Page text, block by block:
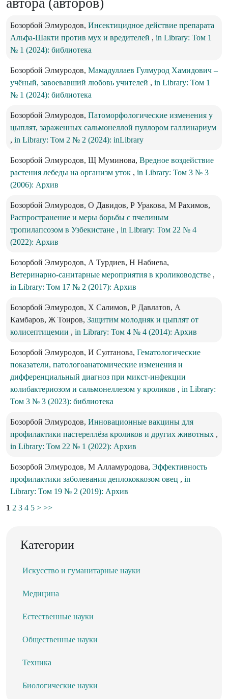
Бозорбой Элмуродов, Инсектицидное действие препарата
Альфа-Шакти против мух и вредителей , in Library: Том 1
№ 1 (2024): библиотека
Бозорбой Элмуродов, Мамадуллаев Гулмурод Хамидович –
учёный, завоевавший любовь учителей , in Library: Том 1
№ 1 (2024): библиотека
Бозорбой Элмуродов, Патоморфологические изменения у
цыплят, зараженных сальмонеллой пуллором галлинариум
, in Library: Том 2 № 2 (2024): inLibrary
Бозорбой Элмуродов, Щ Муминова, Вредное воздействие
растения лебеды на организм уток , in Library: Том 3 № 3
(2006): Архив
Бозорбой Элмуродов, О Давидов, Р Уракова, М Рахимов,
Распространение и меры борьбы с пчелиным
тропилапсозом в Узбекистане , in Library: Том 22 № 4
(2022): Архив
Бозорбой Элмуродов, А Турдиев, Н Набиева,
Ветеринарно-санитарные мероприятия в кролиководстве ,
in Library: Том 17 № 2 (2017): Архив
Бозорбой Элмуродов, Х Салимов, Р Давлатов, А
Камбаров, Ж Тоиров, Защитим молодняк и цыплят от
колисептицемии , in Library: Том 4 № 4 (2014): Архив
Бозорбой Элмуродов, И Султанова, Гематологические
показатели, патологоанатомические изменения и
дифференциальный диагноз при микст-инфекции
колибактериозом и сальмонеллезом у кроликов , in Library:
Том 3 № 3 (2023): библиотека
Бозорбой Элмуродов, Инновационные вакцины для
профилактики пастереллёза кроликов и других животных ,
in Library: Том 22 № 1 (2022): Архив
Бозорбой Элмуродов, М Алламуродова, Эффективность
профилактики заболевания деплококкозом овец , in
Library: Том 19 № 2 (2019): Архив
1 2 3 4 5 > >>
Категории
Искусство и гуманитарные науки
Медицина
Естественные науки
Общественные науки
Техника
Биологические науки